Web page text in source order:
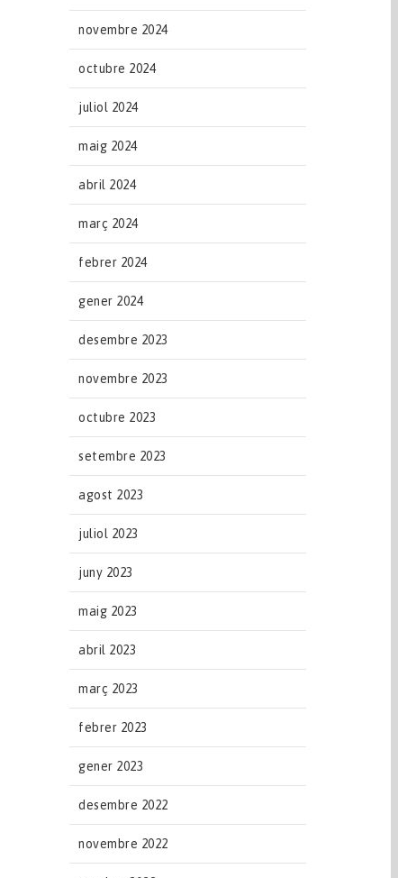
novembre 2024
octubre 2024
juliol 2024
maig 2024
abril 2024
març 2024
febrer 2024
gener 2024
desembre 2023
novembre 2023
octubre 2023
setembre 2023
agost 2023
juliol 2023
juny 2023
maig 2023
abril 2023
març 2023
febrer 2023
gener 2023
desembre 2022
novembre 2022